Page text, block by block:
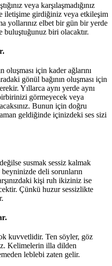
veya karşılaşmadığınız
iletişime girdiğiniz veya etkileşim
yollarınız elbet bir gün bir yerde
buluştuğunuz biri olacaktır.
için kader ağlarını
gönül bağının oluşması için
Yıllarca aynı yerde aynı
görmeyecek veya
Bunun için doğru
geldiğinde içinizdeki ses sizi
susmak sessiz kalmak
deli sorunların
kişi ruh ikiziniz ise
Çünkü huzur sessizlikte
kuvvetlidir. Ten söyler, göz
Kelimelerin illa dilden
leblebi zaten gelir.